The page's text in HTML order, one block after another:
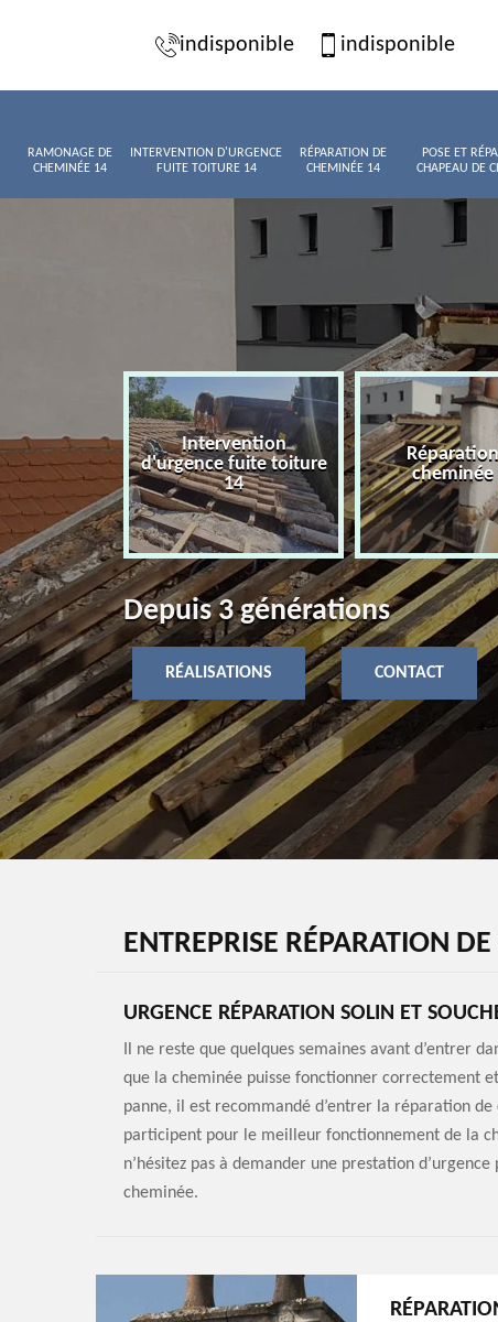
indisponible indisponible
RAMONAGE DE
CHEMINÉE 14
INTERVENTION D'URGENCE
FUITE TOITURE 14
RÉPARATION DE
CHEMINÉE 14
POSE ET
CHAPEAU DE
de
14
Intervention
d'urgence fuite toiture
14
cheminée
Depuis 3 générations
RÉALISATIONS CONTACT
ENTREPRISE RÉPARATION
URGENCE RÉPARATION SOLIN ET
Il ne reste que quelques semaines avant d’entrer
que la cheminée puisse fonctionner correctement
panne, il est recommandé d’entrer la réparation
participent pour le meilleur fonctionnement de la
n’hésitez pas à demander une prestation
cheminée.